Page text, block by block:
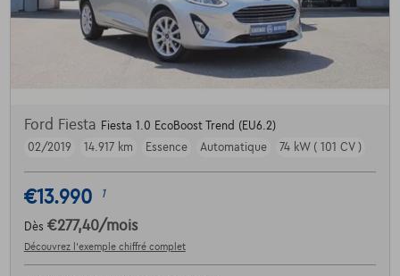
Ford Fiesta Fiesta 1.0 EcoBoost Trend (EU6.2)
02/2019
14.917 km Essence Automatique 74 kW ( 101 CV )
€13.990 1
Dès €277,40/mois
Découvrez l’exemple chiffré complet